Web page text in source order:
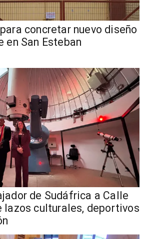
concretar nuevo diseño
en San Esteban
de Sudáfrica a Calle
lazos culturales, deportivos